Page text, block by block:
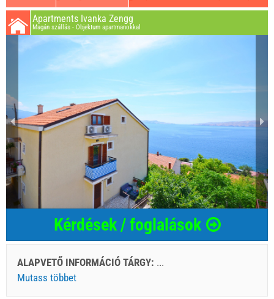
Apartments Ivanka Zengg
Magán szállás - Objektum apartmanokkal
Kérdések / foglalások
ALAPVETŐ INFORMÁCIÓ TÁRGY: ...
Mutass többet